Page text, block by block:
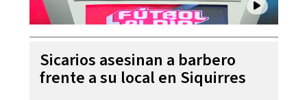
Sicarios asesinan a barbero
frente a su local en Siquirres